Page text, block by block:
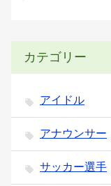
カテゴリー
アイドル
アナウンサー
サッカー選手